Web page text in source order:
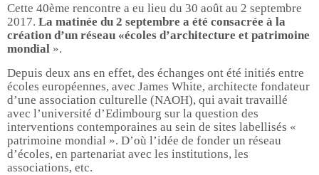
Cette 40ème rencontre a eu lieu du 30 août au 2 septembre
2017. La matinée du 2 septembre a été consacrée à la
création d’un réseau «écoles d’architecture et patrimoine
mondial ».
Depuis deux ans en effet, des échanges ont été initiés entre
écoles européennes, avec James White, architecte fondateur
d’une association culturelle (NAOH), qui avait travaillé
avec l’université d’Edimbourg sur la question des
interventions contemporaines au sein de sites labellisés «
patrimoine mondial ». D’où l’idée de fonder un réseau
d’écoles, en partenariat avec les institutions, les
associations, etc.